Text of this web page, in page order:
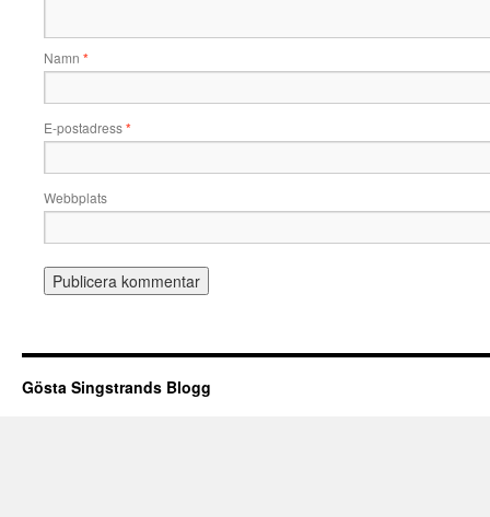
Namn *
E-postadress*
Webbplats
Gösta Singstrands Blogg